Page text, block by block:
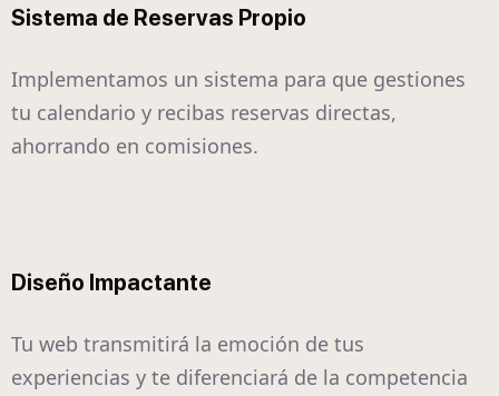
Sistema de Reservas Propio
Implementamos un sistema para que gestiones
tu calendario y recibas reservas directas,
ahorrando en comisiones.
Diseño Impactante
Tu web transmitirá la emoción de tus
experiencias y te diferenciará de la competencia